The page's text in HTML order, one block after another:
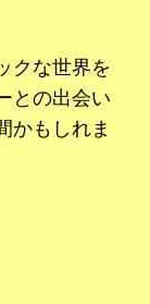
クな世界を
との出会い
かもしれま